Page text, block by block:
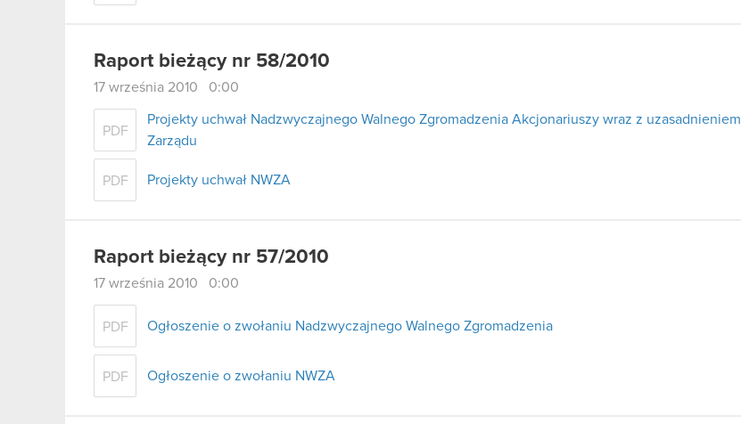
Raport bieżący nr 58/2010
17 września 2010 0:00
PDF
Projekty uchwał Nadzwyczajnego Walnego Zgromadzenia Akcjonariuszy wraz z uzasadnieniem
Zarządu
PDF Projekty uchwał NWZA
Raport bieżący nr 57/2010
17 września 2010 0:00
PDF Ogłoszenie o zwołaniu Nadzwyczajnego Walnego Zgromadzenia
PDF Ogłoszenie o zwołaniu NWZA